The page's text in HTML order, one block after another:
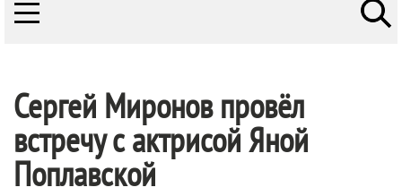
Сергей Миронов провёл
встречу с актрисой Яной
Поплавской